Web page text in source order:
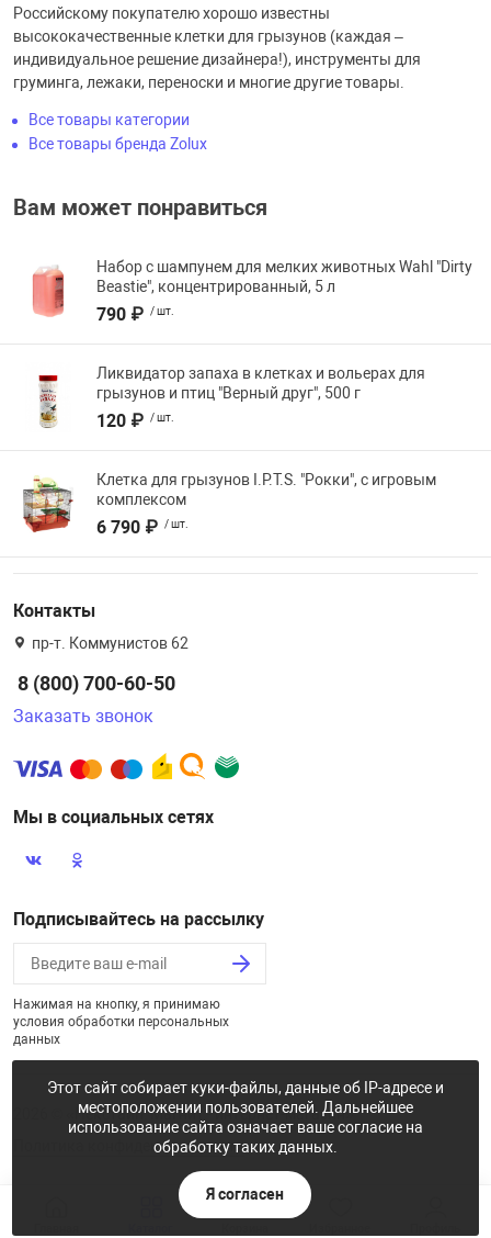
Российскому покупателю хорошо известны
высококачественные клетки для грызунов (каждая –
индивидуальное решение дизайнера!), инструменты для
груминга, лежаки, переноски и многие другие товары.
Все товары категории
Все товары бренда Zolux
Вам может понравиться
Набор с шампунем для мелких животных Wahl "Dirty
Beastie", концентрированный, 5 л
790 ₽ / шт.
Ликвидатор запаха в клетках и вольерах для
грызунов и птиц "Верный друг", 500 г
120 ₽ / шт.
Клетка для грызунов I.P.T.S. "Рокки", с игровым
комплексом
6 790 ₽ / шт.
Контакты
пр-т. Коммунистов 62
8 (800) 700-60-50
Заказать звонок
Мы в социальных сетях
Подписывайтесь на рассылку
Нажимая на кнопку, я принимаю
условия обработки персональных
данных
2026 © «Некстайп: Магнит - интернет-магазин»
Политика конфиденциальности
Этот сайт собирает куки-файлы, данные об IP-адресе и
местоположении пользователей. Дальнейшее
использование сайта означает ваше согласие на
обработку таких данных.
Я согласен